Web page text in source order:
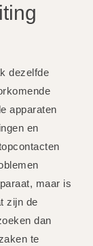
dezelfde
apparaten
en
maar is
zijn de
dan
te